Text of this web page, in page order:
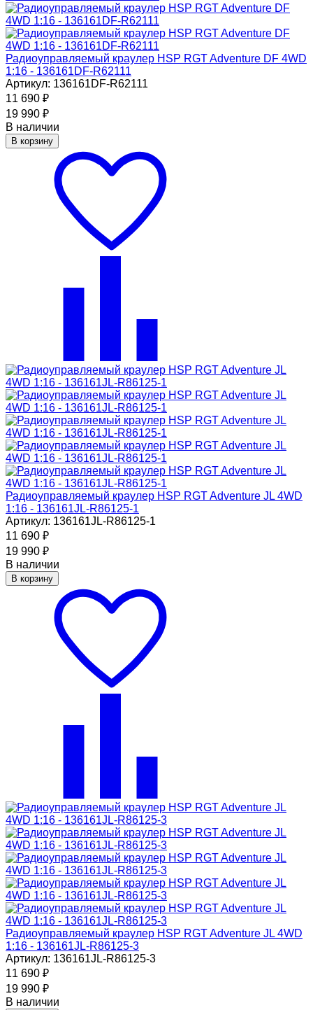
Радиоуправляемый краулер HSP RGT Adventure DF 4WD
1:16 - 136161DF-R62111
Артикул: 136161DF-R62111
11 690 ₽
19 990 ₽
В наличии
В корзину
Радиоуправляемый краулер HSP RGT Adventure JL 4WD
1:16 - 136161JL-R86125-1
Артикул: 136161JL-R86125-1
11 690 ₽
19 990 ₽
В наличии
В корзину
Радиоуправляемый краулер HSP RGT Adventure JL 4WD
1:16 - 136161JL-R86125-3
Артикул: 136161JL-R86125-3
11 690 ₽
19 990 ₽
В наличии